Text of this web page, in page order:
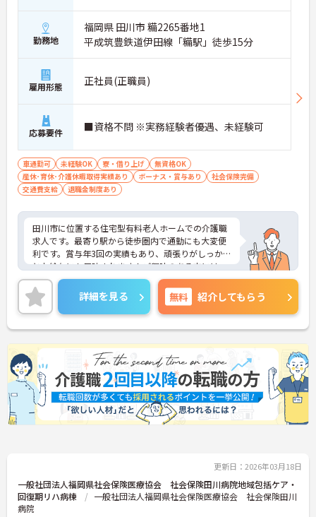
勤務地
福岡県 田川市 糒2265番地1
平成筑豊鉄道伊田線「糒駅」徒歩15分
雇用形態 正社員(正職員)
応募要件 ■資格不問 ※実務経験者優遇、未経験可
車通勤可 未経験OK 寮・借り上げ
無資格OK
産休･育休･介護休暇取得実績あり
ボーナス・賞与あり
社会保険完備
交通費支給
退職金制度あり
田川市に位置する住宅型有料老人ホームでの介護職
求人です。最寄り駅から徒歩圏内で通勤にも大変便
利です。賞与年3回の実績もあり、頑張りがしっかり
とお給与にも反映されます！ご興味のある方には、
面接対策ポイントなど、さらに詳細をお話しいたし
ますのでお気軽にご相談ください！
詳細を見る 無料 紹介してもらう
更新日：2026年03月18日
一般社団法人福岡県社会保険医療協会 社会保険田川病院地域包括ケア・
回復期リハ病棟
一般社団法人福岡県社会保険医療協会 社会保険田川
病院